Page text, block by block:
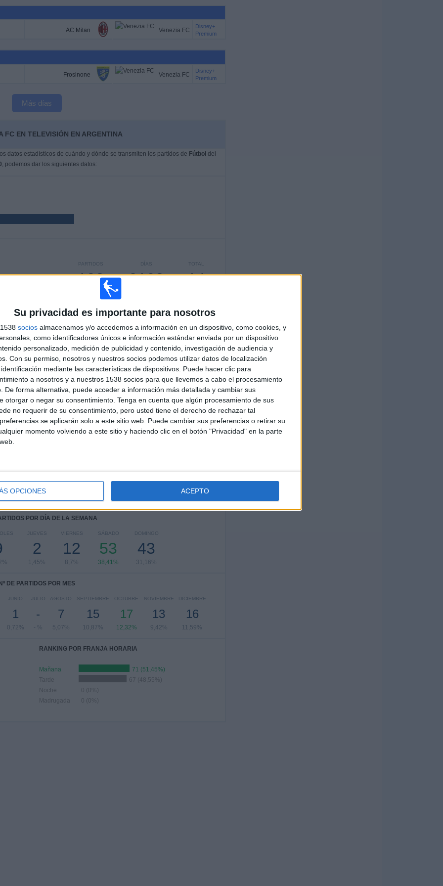
Su privacidad es importante para nosotros
socios almacenamos y/o accedemos a información en un dispositivo, como cookies, y
como identificadores únicos e información estándar enviada por un dispositivo
personalizado, medición de publicidad y contenido, investigación de audiencia y
Con su permiso, nosotros y nuestros socios podemos utilizar datos de localización
mediante las características de dispositivos. Puede hacer clic para
a nosotros y a nuestros 1538 socios para que llevemos a cabo el procesamiento
De forma alternativa, puede acceder a información más detallada y cambiar sus
otorgar o negar su consentimiento. Tenga en cuenta que algún procesamiento de sus
no requerir de su consentimiento, pero usted tiene el derecho de rechazar tal
se aplicarán solo a este sitio web. Puede cambiar sus preferencias o retirar su
momento volviendo a este sitio y haciendo clic en el botón "Privacidad" en la parte
OPCIONES ACEPTO
AC Milan Venezia FC
Disney+
Premium
Frosinone Venezia FC
Disney+
Premium
Más días
FC EN TELEVISIÓN EN ARGENTINA
datos estadísticos de cuándo y dónde se transmiten los partidos de Fútbol del
, podemos dar los siguientes datos:
TOTAL
14
DÍAS
2108
PARTIDOS
138
CONSECUTIVOS
DE PAGO
TOTAL
45
RIVALES
MÁXIMO
6
VS Hellas
Verona
TOTAL
3
COMPETICIONES
RANKING POR COMPETICIONES
Serie A Italiana
76 (55,07%)
Ver ranking completo
POR DÍA DE LA SEMANA
JUEVES
2
1,45%
VIERNES
12
8,7%
SÁBADO
53
38,41%
DOMINGO
43
31,16%
Nº DE PARTIDOS POR MES
JUNIO
1
0,72%
JULIO
-
- %
AGOSTO
7
5,07%
SEPTIEMBRE
15
10,87%
OCTUBRE
17
12,32%
NOVIEMBRE
13
9,42%
DICIEMBRE
16
11,59%
RANKING POR FRANJA HORARIA
Mañana
71 (51,45%)
Tarde
67 (48,55%)
Noche
0 (0%)
Madrugada
0 (0%)